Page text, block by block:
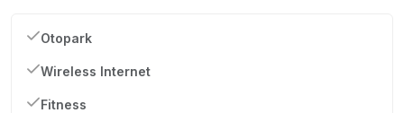
Otopark
Wireless Internet
Fitness